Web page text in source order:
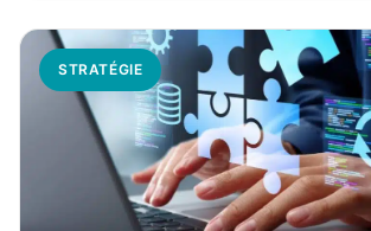
STRATÉGIE